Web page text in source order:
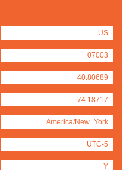
US
07003
40.80689
-74.18717
America/New_York
UTC-5
Y